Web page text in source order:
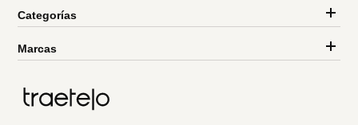
Categorías
Marcas